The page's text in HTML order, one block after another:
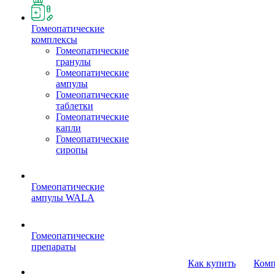
Гомеопатические
комплексы
Гомеопатические
гранулы
Гомеопатические
ампулы
Гомеопатические
таблетки
Гомеопатические
капли
Гомеопатические
сиропы
Гомеопатические
ампулы WALA
Гомеопатические
препараты
Как купить